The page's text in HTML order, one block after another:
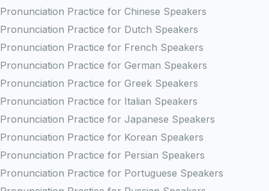
Pronunciation Practice for Chinese Speakers
Pronunciation Practice for Dutch Speakers
Pronunciation Practice for French Speakers
Pronunciation Practice for German Speakers
Pronunciation Practice for Greek Speakers
Pronunciation Practice for Italian Speakers
Pronunciation Practice for Japanese Speakers
Pronunciation Practice for Korean Speakers
Pronunciation Practice for Persian Speakers
Pronunciation Practice for Portuguese Speakers